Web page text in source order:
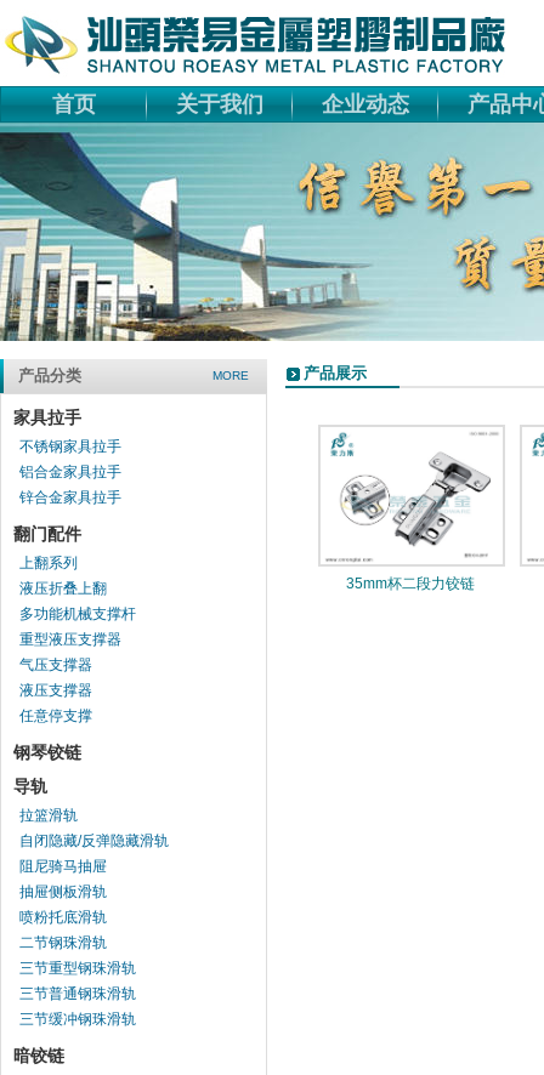
首页 关于我们 企业动态 产品中
产品分类 MORE
家具拉手
不锈钢家具拉手
铝合金家具拉手
锌合金家具拉手
翻门配件
上翻系列
液压折叠上翻
多功能机械支撑杆
重型液压支撑器
气压支撑器
液压支撑器
任意停支撑
钢琴铰链
导轨
拉篮滑轨
自闭隐藏/反弹隐藏滑轨
阻尼骑马抽屉
抽屉侧板滑轨
喷粉托底滑轨
二节钢珠滑轨
三节重型钢珠滑轨
三节普通钢珠滑轨
三节缓冲钢珠滑轨
暗铰链
产品展示
35mm杯二段力铰链